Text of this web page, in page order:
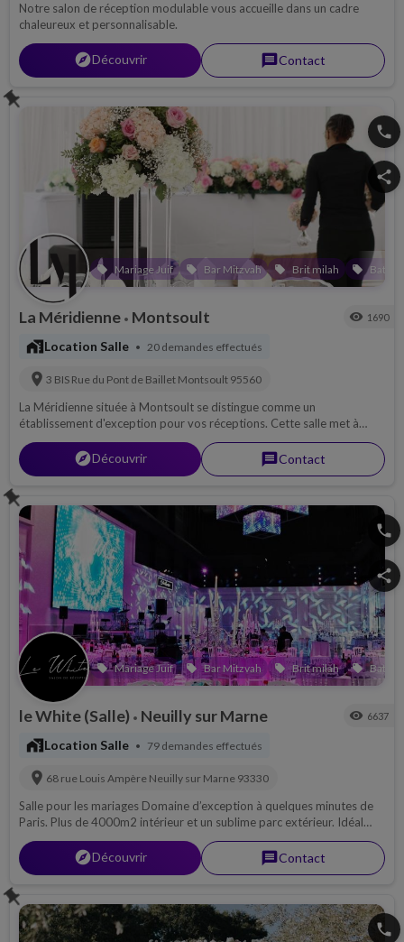
Notre salon de réception modulable vous accueille dans un cadre
chaleureux et personnalisable.
explorerDécouvrir messageContact
local_offer Mariage Juif local_offer Bar Mitzvah local_offer Brit milah local_offer Bat
phone
share
La Méridienne • Montsoult visibility 1690
maps_home_work Location Salle • 20 demandes effectués
location_on 3 BIS Rue du Pont de Baillet Montsoult 95560
La Méridienne située à Montsoult se distingue comme un
établissement d'exception pour vos réceptions. Cette salle met à
votre disposition un espace modulable de 400 m².
explorerDécouvrir messageContact
local_offer Mariage Juif local_offer Bar Mitzvah local_offer Brit milah local_offer Bat
phone
share
le White (Salle) • Neuilly sur Marne visibility 6637
maps_home_work Location Salle • 79 demandes effectués
location_on 68 rue Louis Ampère Neuilly sur Marne 93330
Salle pour les mariages Domaine d’exception à quelques minutes de
Paris. Plus de 4000m2 intérieur et un sublime parc extérieur. Idéal
pour événements privés.
explorerDécouvrir messageContact
phone